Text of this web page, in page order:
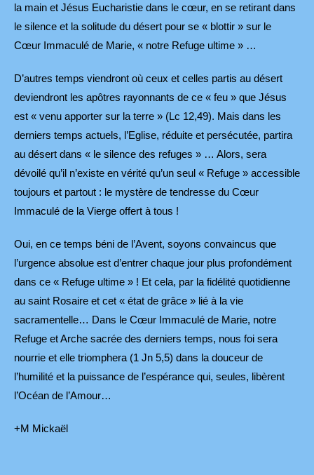
la main et Jésus Eucharistie dans le cœur, en se retirant dans
le silence et la solitude du désert pour se « blottir » sur le
Cœur Immaculé de Marie, « notre Refuge ultime » …
D’autres temps viendront où ceux et celles partis au désert
deviendront les apôtres rayonnants de ce « feu » que Jésus
est « venu apporter sur la terre » (Lc 12,49). Mais dans les
derniers temps actuels, l’Eglise, réduite et persécutée, partira
au désert dans « le silence des refuges » … Alors, sera
dévoilé qu’il n’existe en vérité qu’un seul « Refuge » accessible
toujours et partout : le mystère de tendresse du Cœur
Immaculé de la Vierge offert à tous !
Oui, en ce temps béni de l’Avent, soyons convaincus que
l’urgence absolue est d’entrer chaque jour plus profondément
dans ce « Refuge ultime » ! Et cela, par la fidélité quotidienne
au saint Rosaire et cet « état de grâce » lié à la vie
sacramentelle… Dans le Cœur Immaculé de Marie, notre
Refuge et Arche sacrée des derniers temps, nous foi sera
nourrie et elle triomphera (1 Jn 5,5) dans la douceur de
l’humilité et la puissance de l’espérance qui, seules, libèrent
l’Océan de l’Amour…
+M Mickaël